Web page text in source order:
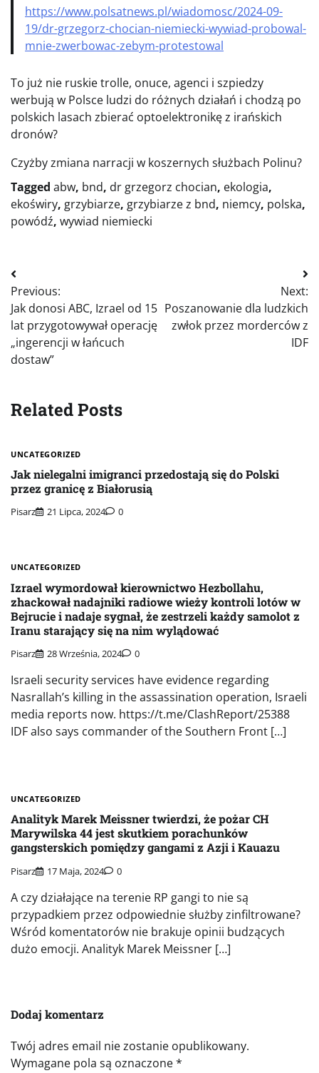
https://www.polsatnews.pl/wiadomosc/2024-09-
19/dr-grzegorz-chocian-niemiecki-wywiad-probowal-
mnie-zwerbowac-zebym-protestowal
To już nie ruskie trolle, onuce, agenci i szpiedzy
werbują w Polsce ludzi do różnych działań i chodzą po
polskich lasach zbierać optoelektronikę z irańskich
dronów?
Czyżby zmiana narracji w koszernych służbach Polinu?
Tagged abw, bnd, dr grzegorz chocian, ekologia,
ekoświry, grzybiarze, grzybiarze z bnd, niemcy, polska,
powódź, wywiad niemiecki
Nawigacja
wpisu
Previous:
Jak donosi ABC, Izrael od 15
lat przygotowywał operację
„ingerencji w łańcuch
dostaw”
Next:
Poszanowanie dla ludzkich
zwłok przez morderców z
IDF
Related Posts
UNCATEGORIZED
Jak nielegalni imigranci przedostają się do Polski
przez granicę z Białorusią
Pisarz 21 Lipca, 2024 0
UNCATEGORIZED
Izrael wymordował kierownictwo Hezbollahu,
zhackował nadajniki radiowe wieży kontroli lotów w
Bejrucie i nadaje sygnał, że zestrzeli każdy samolot z
Iranu starający się na nim wylądować
Pisarz 28 Września, 2024 0
Israeli security services have evidence regarding
Nasrallah’s killing in the assassination operation, Israeli
media reports now. https://t.me/ClashReport/25388
IDF also says commander of the Southern Front […]
UNCATEGORIZED
Analityk Marek Meissner twierdzi, że pożar CH
Marywilska 44 jest skutkiem porachunków
gangsterskich pomiędzy gangami z Azji i Kauazu
Pisarz 17 Maja, 2024 0
A czy działające na terenie RP gangi to nie są
przypadkiem przez odpowiednie służby zinfiltrowane?
Wśród komentatorów nie brakuje opinii budzących
dużo emocji. Analityk Marek Meissner […]
Dodaj komentarz
Twój adres email nie zostanie opublikowany.
Wymagane pola są oznaczone*